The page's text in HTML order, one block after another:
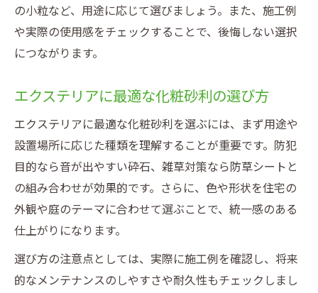
の小粒など、用途に応じて選びましょう。また、施工例
や実際の使用感をチェックすることで、後悔しない選択
につながります。
エクステリアに最適な化粧砂利の選び方
エクステリアに最適な化粧砂利を選ぶには、まず用途や
設置場所に応じた種類を理解することが重要です。防犯
目的なら音が出やすい砕石、雑草対策なら防草シートと
の組み合わせが効果的です。さらに、色や形状を住宅の
外観や庭のテーマに合わせて選ぶことで、統一感のある
仕上がりになります。
選び方の注意点としては、実際に施工例を確認し、将来
的なメンテナンスのしやすさや耐久性もチェックしまし